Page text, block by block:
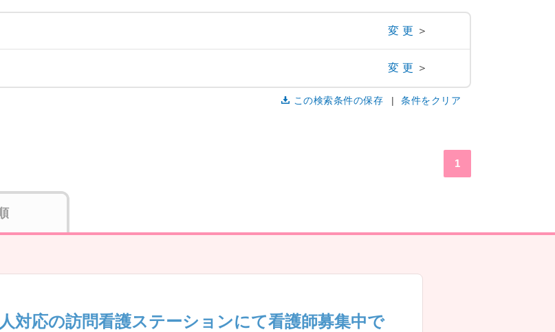
変更 ＞
変更 ＞
この検索条件の保存 条件をクリア
1
対応の訪問看護ステーションにて看護師募集中で